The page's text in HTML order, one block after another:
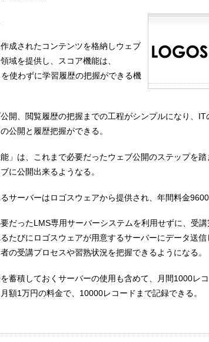
成されたコンテンツを格納しウェブ
域を提供し、スコア機能は、
使わずに学習履歴の把握ができる機
開、閲覧履歴の把握までの工程がシンプルになり、
公開と履歴把握ができる。
能」は、これまで必要だったウェブ公開のステップを
に公開出来るようなる。
サーバーはロゴスウェアから提供され、年間料金9600
要だったLMS専用サーバーシステムを利用せずに、受
たびにロゴスウェアが用意するサーバーにデータ送
の受講プロセスや習熟状況を把握できるようになる。
蓄積しておくサーバーの使用も含めて、月間1000レ
額1万円の料金で、10000レコードまで記録できる。